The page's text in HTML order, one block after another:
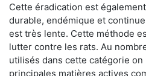
Cette éradication est
durable, endémique et
est très lente. Cette méthode
lutter contre les rats. Au
utilisés dans cette catégorie
principales matières actives